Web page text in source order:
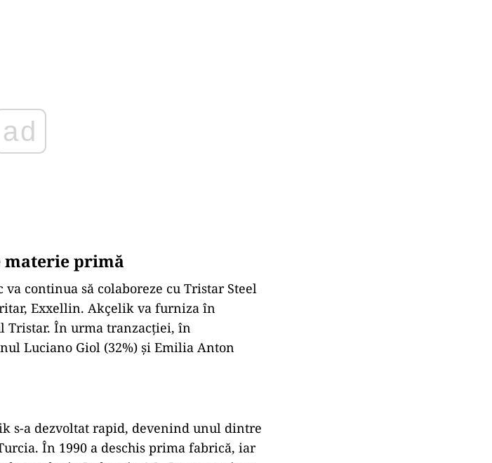
primă
continua să colaboreze cu Tristar Steel
Exxellin. Akçelik va furniza în
Tristar. În urma tranzacției, în
Luciano Giol (32%) și Emilia Anton
s-a dezvoltat rapid, devenind unul dintre
În 1990 a deschis prima fabrică, iar